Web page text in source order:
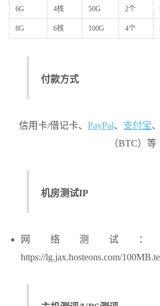
6G 4核 50G 2个
8G 6核 100G 4个
付款方式
信用卡/借记卡、 PayPal、 支付宝
（BTC）等
机房测试IP
网络测试：
https://lg.jax.hosteons.com/